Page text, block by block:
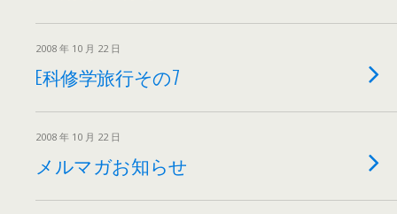
2008 年 10 月 22 日
E科修学旅行その7
2008 年 10 月 22 日
メルマガお知らせ